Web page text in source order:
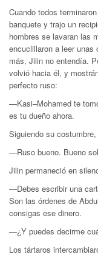
Cuando todos
banquete y trajo un
hombres se lavaran las
encuclillaron a leer unas
más, Jilin no entendía.
volvió hacia él, y
perfecto ruso:
—Kasi–Mohamed te
es tu dueño ahora.
Siguiendo su
—Ruso bueno. Bueno
Jilin permaneció en
—Debes escribir una
Son las órdenes de
consigas ese dinero.
—¿Y puedes decirme
Los tártaros